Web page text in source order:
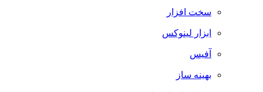
سخت افزار
ابزار لینوکس
آفیس
بهینه ساز